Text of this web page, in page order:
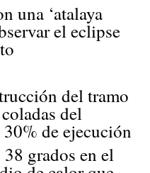
una ‘atalaya
el eclipse
del tramo
del
de ejecución
grados en el